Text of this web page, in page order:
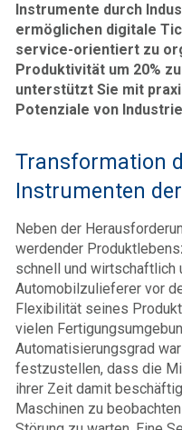
Instrumente durch
ermöglichen digitale
service-orientiert zu
Produktivität um 20%
unterstützt Sie mit
Potenziale von
Transformation
Instrumenten
Neben der
werdender
schnell und wirtschaftlich
Automobilzulieferer vor
Flexibilität seines
vielen
Automatisierungsgrad
festzustellen, dass die
ihrer Zeit damit
Maschinen zu